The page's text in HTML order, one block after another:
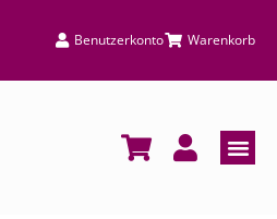
Benutzerkonto Warenkorb